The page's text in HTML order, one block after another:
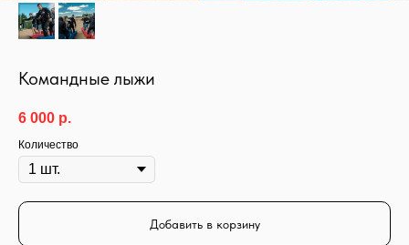
Командные лыжи
6 000 р.
Количество
Добавить в корзину